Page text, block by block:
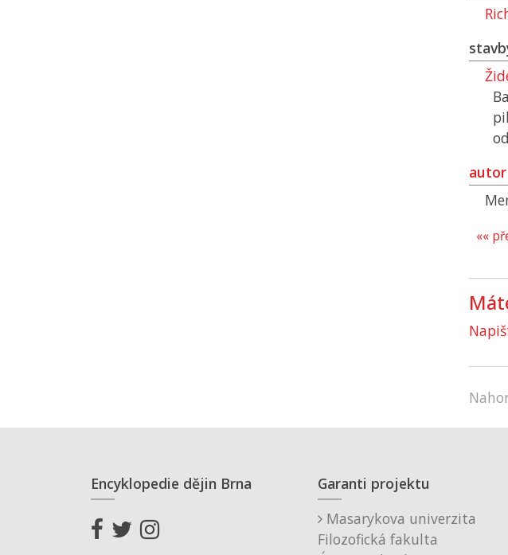
autor
««
Encyklopedie dějin Brna
Garanti projektu
Masarykova univerzita
Filozofická fakulta